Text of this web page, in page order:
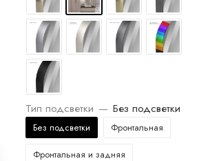
Тип подсветки — Без подсветки
Без подсветки Фронтальная
Фронтальная и задняя